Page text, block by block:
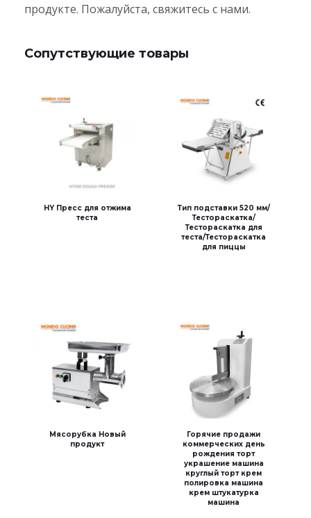
продукте. Пожалуйста, свяжитесь с нами.
Сопутствующие товары
HY Пресс для отжима
теста
Тип подставки 520 мм/
Тестораскатка/
Тестораскатка для
теста/Тестораскатка
для пиццы
Мясорубка Новый
продукт
Горячие продажи
коммерческих день
рождения торт
украшение машина
круглый торт крем
полировка машина
крем штукатурка
машина